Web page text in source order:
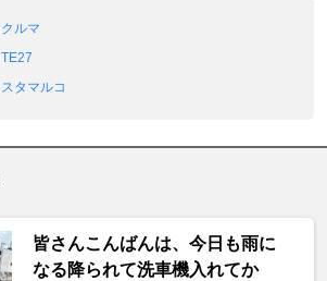
クルマ
TE27
スタマルコ
皆さんこんばんは、今日も雨に
なる降られて洗車機入れてか